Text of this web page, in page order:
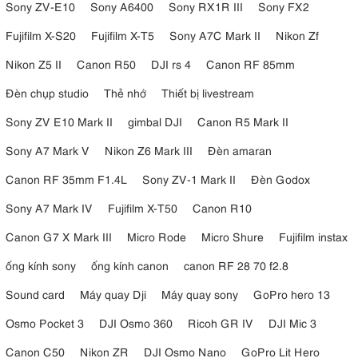
Để có được độ tương phản hình ảnh tối đa và tính linh hoạt trong hậu
kỳ, FX30 có thể ghivideo 10-bit 4:2:2
trực tiếp khi sử dụng nén Long
GOP hoặc All-Intra.
Ghi ở định dạng XAVC HS
nén, cho kích thước tệp dễ quản lý hơn, đồng thời vẫn cho phép
chuyên nghiệp. Đối với các tùy chọn chỉnh sửa đòi hỏi cao, đầu ra
Sony ZV-E10
Sony A6400 Sony RX1R III
Sony FX2
Fujifilm X-S20
Fujifilm X-T5 Sony A7C Mark II
Nikon Zf
Nikon Z5 II
Canon R50 DJI rs 4
Canon RF 85mm
Đèn chụp studio
Thẻ nhớ
Thiết bị livestream
Sony ZV E10 Mark II
gimbal DJI
Canon R5 Mark II
Sony A7 Mark V
Nikon Z6 Mark III
Đèn amaran
Canon RF 35mm F1.4L
Sony ZV-1 Mark II
Đèn Godox
Sony A7 Mark IV
Fujifilm X-T50
Canon R10
Canon G7 X Mark III
Micro Rode Micro Shure
Fujifilm instax
ống kính sony
ống kính canon
canon RF 28 70 f2.8
Sound card
Máy quay Dji Máy quay sony
GoPro hero 13
Osmo Pocket 3
DJI Osmo 360 Ricoh GR IV
DJI Mic 3
Canon C50
Nikon ZR DJI Osmo Nano
GoPro Lit Hero